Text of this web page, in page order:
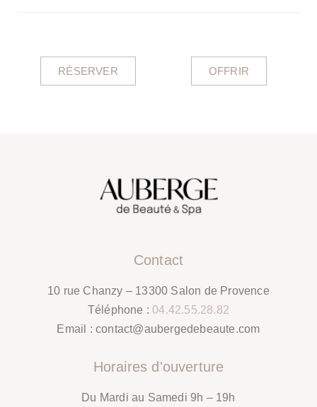
RÉSERVER OFFRIR
Contact
10 rue Chanzy – 13300 Salon de Provence
Téléphone :04.42.55.28.82
Email :contact@aubergedebeaute.com
Horaires d'ouverture
Du Mardi au Samedi 9h – 19h